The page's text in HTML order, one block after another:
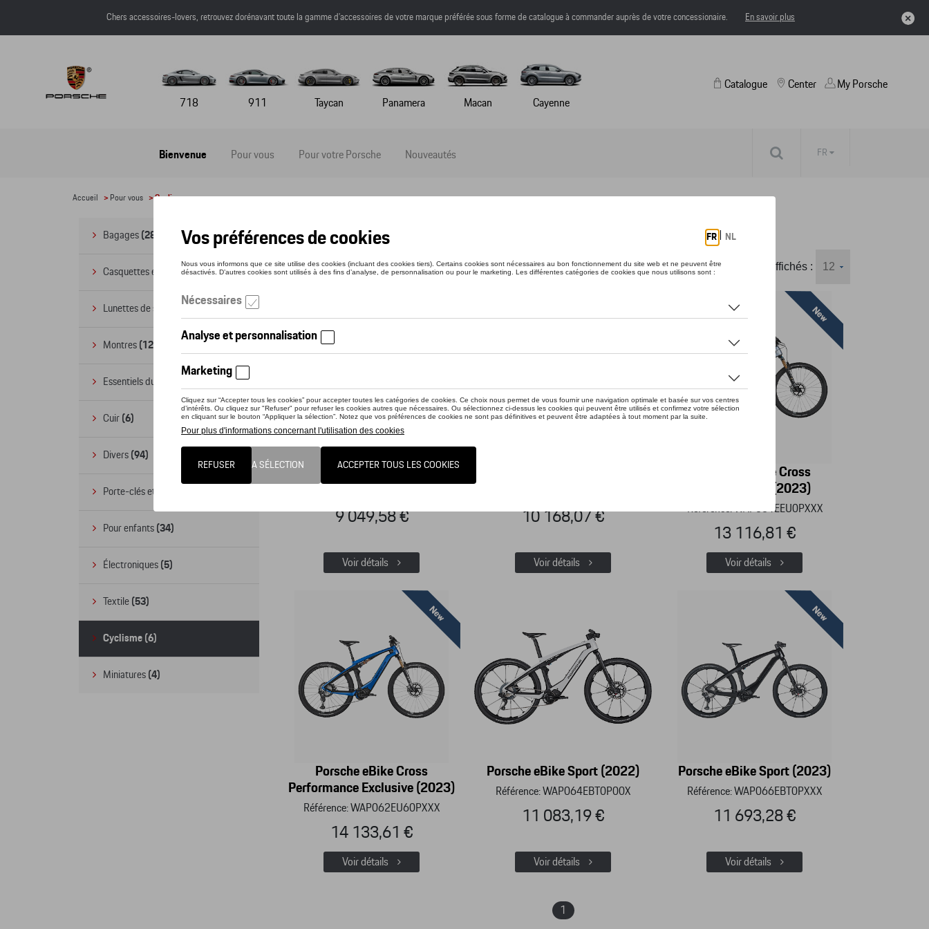
Chers accessoires-lovers, retrouvez dorénavant toute la gamme d’accessoires de votre marque préférée sous forme de catalogue à commander auprès de votre concessionaire. En savoir plus
718 911 Taycan Panamera Macan Cayenne
Catalogue
Bienvenue Pour vous Pour votre Porsche Nouveautés
Center My Porsche
FR
Accueil > Pour vous > Cyclisme
Bagages (28)
Casquettes et bonnets(20)
Lunettes de soleil
Montres (12)
Essentiels du bureau
Cuir (6)
Divers (94)
Porte-clés et cordons
Pour enfants (34)
Électroniques (5)
Textile (53)
Cyclisme (6)
Miniatures (4)
Cyclisme
Nombre d'éléments affichés :
Porsche eBike Cross (2022)
9 049,58 €
Voir détails
10 168,07 €
Voir détails
Porsche eBike Cross
Performance (2023)
Référence: WAP061EEU0PXXX
13 116,81 €
Voir détails
Porsche eBike Cross
Performance Exclusive (2023)
Référence: WAP062EU60PXXX
14 133,61 €
Voir détails
Porsche eBike Sport (2022)
Référence: WAP064EBT0P00X
11 083,19 €
Voir détails
Porsche eBike Sport (2023)
Référence: WAP066EBT0PXXX
11 693,28 €
Voir détails
1